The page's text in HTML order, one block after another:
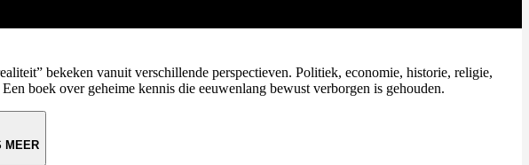
bekeken vanuit verschillende perspectieven. Politiek, economie, historie, religie,
boek over geheime kennis die eeuwenlang bewust verborgen is gehouden.
MEER